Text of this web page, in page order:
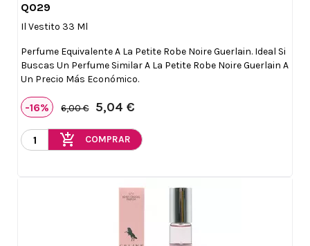
Q029
Il Vestito 33 Ml
Perfume Equivalente A La Petite Robe Noire Guerlain. Ideal Si
Buscas Un Perfume Similar A La Petite Robe Noire Guerlain A
Un Precio Más Económico.
-16% 6,00 € 5,04 €
add_shopping_cart COMPRAR